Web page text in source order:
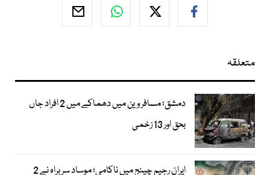
متعلقہ
دمشق؛ مسافر وین میں دھماکے میں 2 افراد جاں
بحق اور 13 زخمی
ایران رجیم چینج میں ناکامی؛ موساد سربراہ نے 2